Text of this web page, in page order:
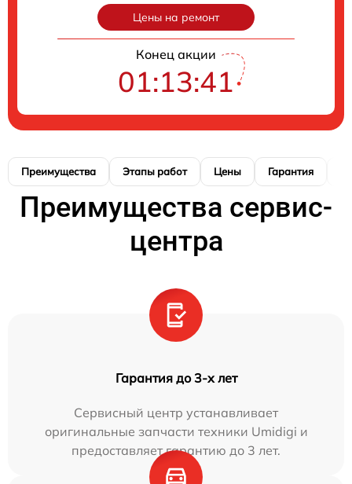
Цены на ремонт
Конец акции
01:13:41
Преимущества Этапы работ Цены Гарантия
Преимущества сервис-
центра
Гарантия до 3-х лет
Сервисный центр устанавливает
оригинальные запчасти техники Umidigi и
предоставляет гарантию до 3 лет.